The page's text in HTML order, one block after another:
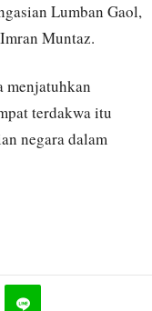
Lumban Gaol,
Muntaz.
menjatuhkan
terdakwa itu
negara dalam